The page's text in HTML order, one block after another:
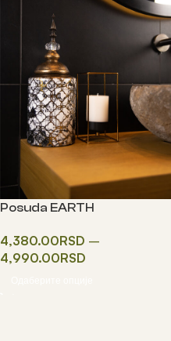
Posuda EARTH
4,380.00RSD –
4,990.00RSD